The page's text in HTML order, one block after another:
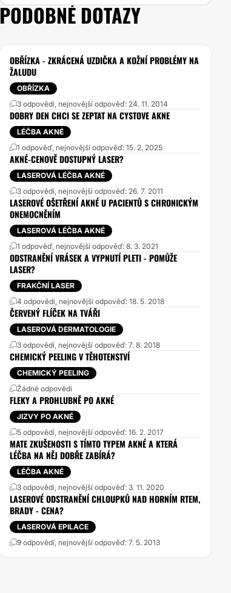
PODOBNÉ DOTAZY
OBŘÍZKA - ZKRÁCENÁ UZDIČKA A KOŽNÍ PROBLÉMY NA
ŽALUDU
OBŘÍZKA
3 odpovědi, nejnovější odpověď: 24. 11. 2014
DOBRY DEN CHCI SE ZEPTAT NA CYSTOVE AKNE
LÉČBA AKNÉ
1 odpověď, nejnovější odpověď: 15. 2. 2025
AKNÉ-CENOVĚ DOSTUPNÝ LASER?
LASEROVÁ LÉČBA AKNÉ
3 odpovědi, nejnovější odpověď: 26. 7. 2011
LASEROVÉ OŠETŘENÍ AKNÉ U PACIENTŮ S CHRONICKÝM
ONEMOCNĚNÍM
LASEROVÁ LÉČBA AKNÉ
1 odpověď, nejnovější odpověď: 8. 3. 2021
ODSTRANĚNÍ VRÁSEK A VYPNUTÍ PLETI - POMŮŽE
LASER?
FRAKČNÍ LASER
4 odpovědi, nejnovější odpověď: 18. 5. 2018
ČERVENÝ FLÍČEK NA TVÁŘI
LASEROVÁ DERMATOLOGIE
3 odpovědi, nejnovější odpověď: 7. 8. 2018
CHEMICKÝ PEELING V TĚHOTENSTVÍ
CHEMICKÝ PEELING
Žádné odpovědi
FLEKY A PROHLUBNĚ PO AKNÉ
JIZVY PO AKNÉ
5 odpovědí, nejnovější odpověď: 16. 2. 2017
MATE ZKUŠENOSTI S TÍMTO TYPEM AKNÉ A KTERÁ
LÉČBA NA NĚJ DOBŘE ZABÍRÁ?
LÉČBA AKNÉ
3 odpovědi, nejnovější odpověď: 3. 11. 2020
LASEROVÉ ODSTRANĚNÍ CHLOUPKŮ NAD HORNÍM RTEM,
BRADY - CENA?
LASEROVÁ EPILACE
9 odpovědí, nejnovější odpověď: 7. 5. 2013